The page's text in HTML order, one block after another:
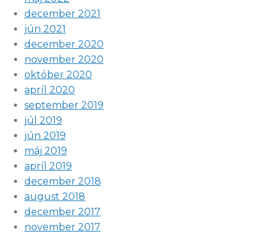
december 2021
jún 2021
december 2020
november 2020
október 2020
apríl 2020
september 2019
júl 2019
jún 2019
máj 2019
apríl 2019
december 2018
august 2018
december 2017
november 2017